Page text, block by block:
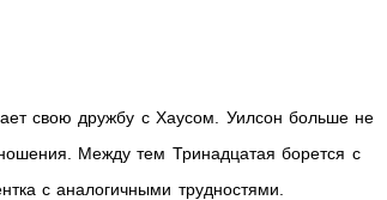
свою дружбу с Хаусом. Уилсон больше не
Между тем Тринадцатая борется с
с аналогичными трудностями.